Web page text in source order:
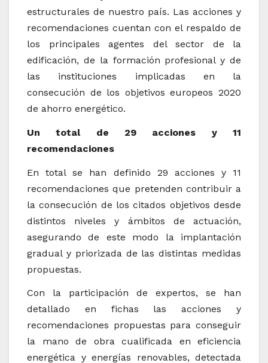
estructurales de nuestro país. Las acciones y
recomendaciones cuentan con el respaldo de
los principales agentes del sector de la
edificación, de la formación profesional y de
las instituciones implicadas en la
consecución de los objetivos europeos 2020
de ahorro energético.
Un total de 29 acciones y 11
recomendaciones
En total se han definido 29 acciones y 11
recomendaciones que pretenden contribuir a
la consecución de los citados objetivos desde
distintos niveles y ámbitos de actuación,
asegurando de este modo la implantación
gradual y priorizada de las distintas medidas
propuestas.
Con la participación de expertos, se han
detallado en fichas las acciones y
recomendaciones propuestas para conseguir
la mano de obra cualificada en eficiencia
energética y energías renovables, detectada